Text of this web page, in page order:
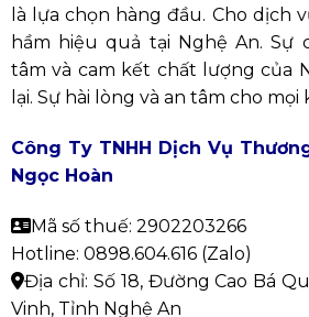
là lựa chọn hàng đầu. Cho dịch
hầm hiệu quả tại Nghệ An. Sự
tâm và cam kết chất lượng của
lại. Sự hài lòng và an tâm cho mọi
Công Ty TNHH Dịch Vụ
Ngọc Hoàn
Mã số thuế: 2902203266
Hotline: 0898.604.616 (Zalo)
Địa chỉ: Số 18, Đường Cao Bá
Vinh, Tỉnh Nghệ An